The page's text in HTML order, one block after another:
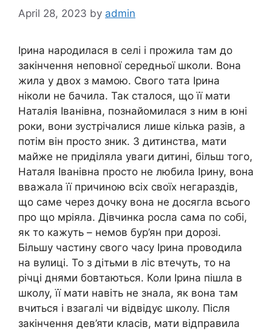
April 28, 2023 by admin
Ірина народилася в селі і прожила там до
закінчення неповної середньої школи. Вона
жила у двох з мамою. Свого тата Ірина
ніколи не бачила. Так сталося, що її мати
Наталія Іванівна, познайомилася з ним в юні
роки, вони зустрічалися лише кілька разів, а
потім він просто зник. З дитинства, мати
майже не приділяла уваги дитині, більш того,
Наталя Іванівна просто не любила Ірину, вона
вважала її причиною всіх своїх негараздів,
що саме через дочку вона не досягла всього
про що мріяла. Дівчинка росла сама по собі,
як то кажуть – немов бур’ян при дорозі.
Більшу частину свого часу Ірина проводила
на вулиці. То з дітьми в ліс втечуть, то на
річці днями бовтаються. Коли Ірина пішла в
школу, її мати навіть не знала, як вона там
вчиться і взагалі чи відвідує школу. Після
закінчення дев’яти класів, мати відправила